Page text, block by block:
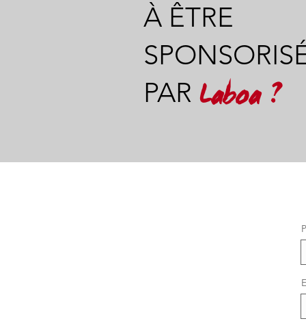
À ÊTRE
PAR Laboa ?